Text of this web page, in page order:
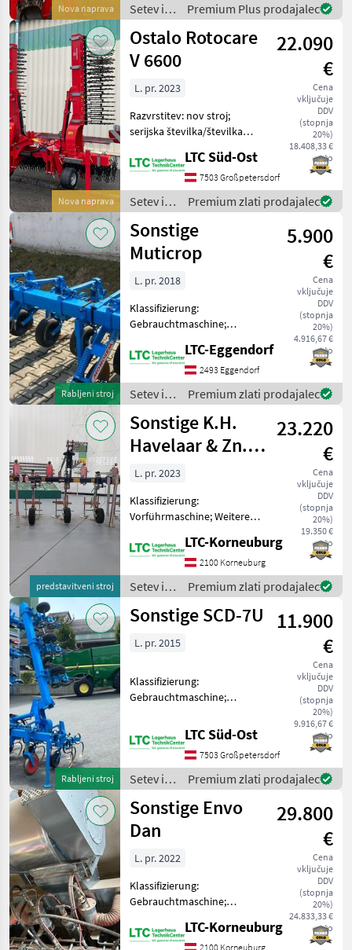
Nova naprava
Setev in
nega /
Sonstige
Premium Plus prodajalec
Nova naprava
Ostalo Rotocare
V 6600
22.090
€
Cena
vključuje
DDV
(stopnja
20%)
18.408,33 €
neto
L. pr. 2023
Razvrstitev: nov stroj;
serijska številka/številka
druge značilnosti stroja:
zaščita valjev, opozorilna
tabla in osvetlitev Setev in
neg
LTC Süd-Ost
7503 Großpetersdorf
Setev in
nega /
Sonstige
Premium zlati prodajalec
Rabljeni stroj
Sonstige
Muticrop
5.900
€
Cena
vključuje
DDV
(stopnja
20%)
4.916,67 €
neto
L. pr. 2018
Klassifizierung:
Gebrauchtmaschine;
Seriennummer/Fahrgestellnummer:
S18R002009; Service
Historie: Ja; Anzahl
Vorbesitzer: 1; Weitere
Maschinenmerkmale:
Reihenabstand
LTC-Eggendorf
2493 Eggendorf
Setev in
nega /
Sonstige
Premium zlati prodajalec
predstavitveni stroj
Sonstige K.H.
Havelaar & Zn.
BV SH 350-75
23.220
€
Cena
vključuje
DDV
(stopnja
20%)
19.350 €
neto
L. pr. 2023
Klassifizierung:
Vorführmaschine; Weitere
Hackwerkzeuge für 4
Reihen mit 75 cm
Reihenabstand und 6
Reihen mit 50 cm
Reihenabstand sind
inkludiert,
LTC-Korneuburg
2100 Korneuburg
Setev in
nega /
Sonstige
Premium zlati prodajalec
Rabljeni stroj
Sonstige SCD-7U
11.900
€
Cena
vključuje
DDV
(stopnja
20%)
9.916,67 €
neto
L. pr. 2015
Klassifizierung:
Gebrauchtmaschine;
Maschinenmerkmale:
Körper 9x70 zusätzlich 3
Elemente für 12x50 Setev in
nega Česala
LTC Süd-Ost
7503 Großpetersdorf
Setev in
nega /
Sonstige
Premium zlati prodajalec
Sonstige Envo
Dan
29.800
€
Cena
vključuje
DDV
(stopnja
20%)
24.833,33 €
neto
L. pr. 2022
Klassifizierung:
Gebrauchtmaschine;
Vorbesitzer: 1; WeitereLTC-Korneuburg
2100 Korneuburg